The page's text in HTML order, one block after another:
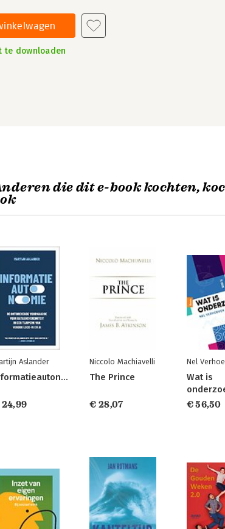
te downloaden
die dit e-book kochten,
Aslander
Informatieautonomie
Niccolo Machiavelli
The Prince
€ 28,07
Nel
Wat is
€ 56,50